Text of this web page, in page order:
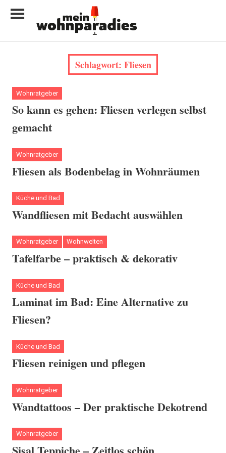
Inhalt
My
castle
Schlagwort: Fliesen
Wohnratgeber
So kann es gehen: Fliesen verlegen selbst
gemacht
Wohnratgeber
Fliesen als Bodenbelag in Wohnräumen
Küche und Bad
Wandfliesen mit Bedacht auswählen
Wohnratgeber Wohnwelten
Tafelfarbe – praktisch & dekorativ
Küche und Bad
Laminat im Bad: Eine Alternative zu
Fliesen?
Küche und Bad
Fliesen reinigen und pflegen
Wohnratgeber
Wandtattoos – Der praktische Dekotrend
Wohnratgeber